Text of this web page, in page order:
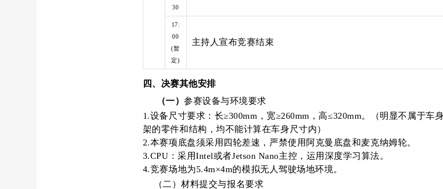
30
17:
00
(暂
定)
主持人宣布竞赛结束
四、 决赛其他安排
（一）参赛设备与环境要求
1.设备尺寸要求：长≥300mm，宽≥260mm，高≤320mm。（明显不属于车
架的零件和结构，均不能计算在车身尺寸内）
2.本赛项底盘须采用四轮差速，严禁使用阿克曼底盘和麦克纳姆轮。
3.CPU：采用Intel或者Jetson Nano主控，运用深度学习算法。
4.竞赛场地为5.4m×4m的模拟无人驾驶场地环境。
（二）材料提交与报名要求